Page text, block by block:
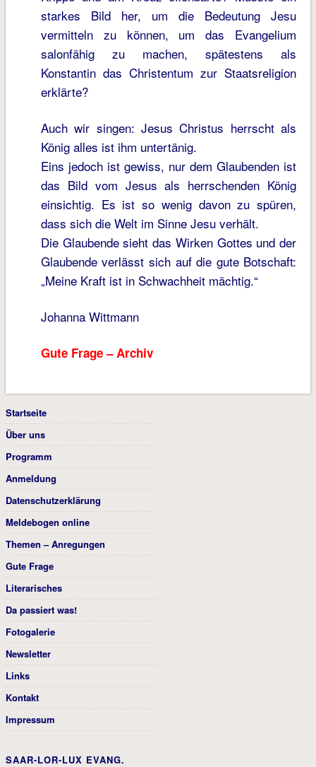
starkes Bild her, um die Bedeutung Jesu
vermitteln zu können, um das Evangelium
salonfähig zu machen, spätestens als
Konstantin das Christentum zur Staatsreligion
erklärte?
Auch wir singen: Jesus Christus herrscht als
König alles ist ihm untertänig.
Eins jedoch ist gewiss, nur dem Glaubenden ist
das Bild vom Jesus als herrschenden König
einsichtig. Es ist so wenig davon zu spüren,
dass sich die Welt im Sinne Jesu verhält.
Die Glaubende sieht das Wirken Gottes und der
Glaubende verlässt sich auf die gute Botschaft:
„Meine Kraft ist in Schwachheit mächtig.“
Johanna Wittmann
Gute Frage – Archiv
Startseite
Über uns
Programm
Anmeldung
Datenschutzerklärung
Meldebogen online
Themen – Anregungen
Gute Frage
Literarisches
Da passiert was!
Fotogalerie
Newsletter
Links
Kontakt
Impressum
SAAR-LOR-LUX EVANG.